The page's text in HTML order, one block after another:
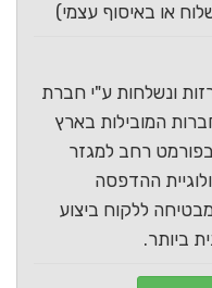
ונשלחות ע"י חברת
המובילות בארץ
בפורמט רחב למגזר
ההדפסה
ללקוח ביצוע
ביותר.